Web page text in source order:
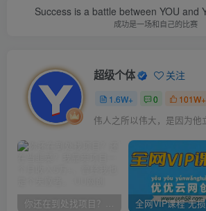
Success is a battle between YOU and
成功是一场和自己的比赛
超级个体 关注
1.6W+ 0 101W+
伟人之所以伟大，是因为他
你还在到处找项目？还在当韭菜？我靠卖项目一个月收入5万+，曾经我也是个失败者。